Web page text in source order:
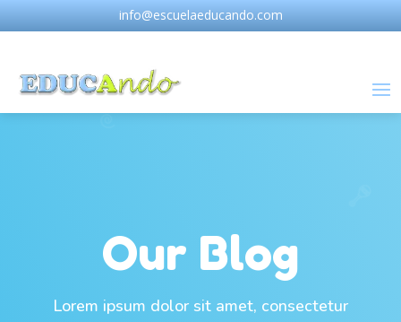
info@escuelaeducando.com
Our Blog
Lorem ipsum dolor sit amet, consectetur